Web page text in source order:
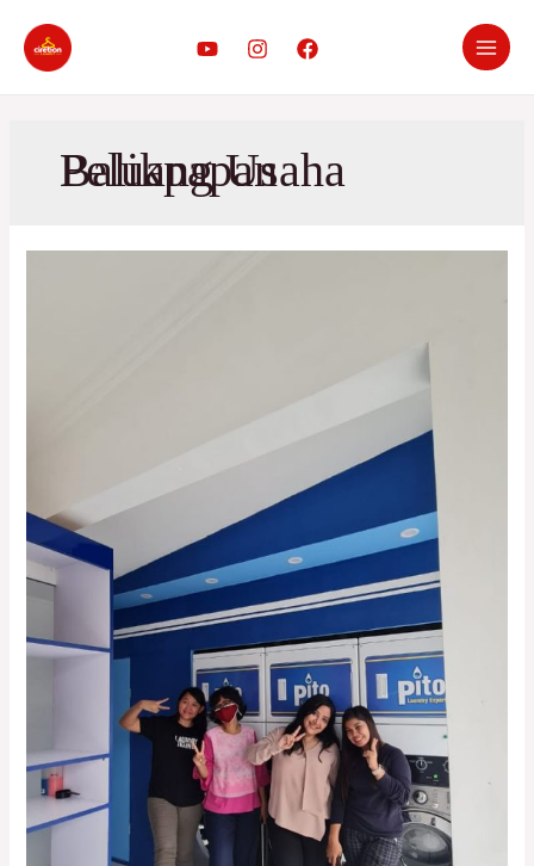
Peluang Usaha Balikpapan